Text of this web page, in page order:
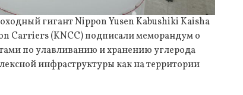
гигант Nippon Yusen Kabushiki Kaisha
Carriers (KNCC) подписали меморандум о
по улавливанию и хранению углерода
инфраструктуры как на территории